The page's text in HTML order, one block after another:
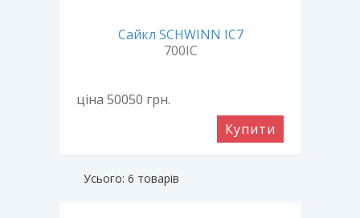
Сайкл SCHWINN IC7
700IC
ціна 50050 грн.
Купити
Усього: 6 товарів